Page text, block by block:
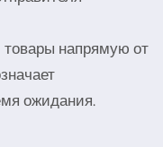
напрямую от
ожидания.